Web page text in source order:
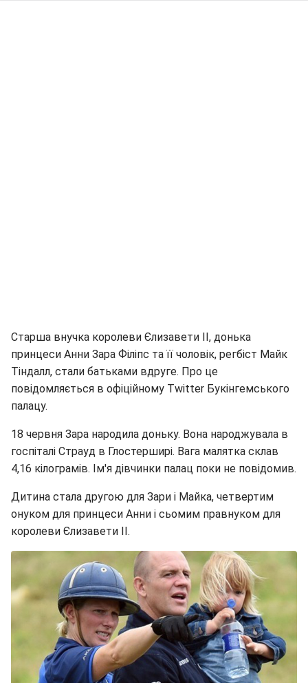
Старша внучка королеви Єлизавети II, донька
принцеси Анни Зара Філіпс та її чоловік, регбіст Майк
Тіндалл, стали батьками вдруге. Про це
повідомляється в офіційному Twitter Букінгемського
палацу.
18 червня Зара народила доньку. Вона народжувала в
госпіталі Страуд в Глостерширі. Вага малятка склав
4,16 кілограмів. Ім'я дівчинки палац поки не повідомив.
Дитина стала другою для Зари і Майка, четвертим
онуком для принцеси Анни і сьомим правнуком для
королеви Єлизавети II.